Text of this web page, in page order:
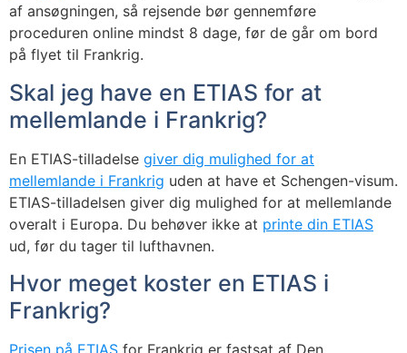
af ansøgningen, så rejsende bør gennemføre
proceduren online mindst 8 dage, før de går om bord
på flyet til Frankrig.
Skal jeg have en ETIAS for at
mellemlande i Frankrig?
En ETIAS-tilladelse giver dig mulighed for at
mellemlande i Frankrig uden at have et Schengen-visum.
ETIAS-tilladelsen giver dig mulighed for at mellemlande
overalt i Europa. Du behøver ikke at printe din ETIAS
ud, før du tager til lufthavnen.
Hvor meget koster en ETIAS i
Frankrig?